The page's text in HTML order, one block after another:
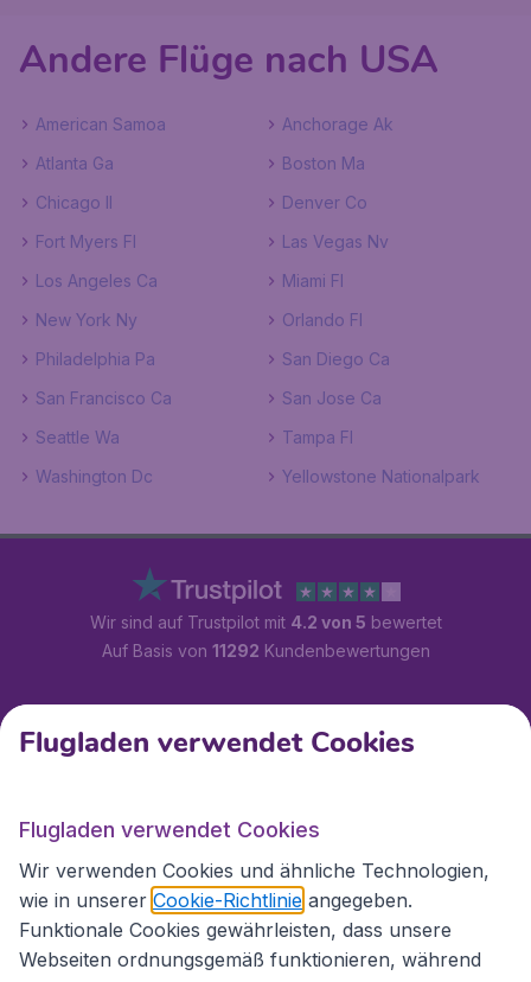
Andere Flüge nach USA
American Samoa
Anchorage Ak
Atlanta Ga
Boston Ma
Chicago Il
Denver Co
Fort Myers Fl
Las Vegas Nv
Los Angeles Ca
Miami Fl
New York Ny
Orlando Fl
Philadelphia Pa
San Diego Ca
San Francisco Ca
San Jose Ca
Seattle Wa
Tampa Fl
Washington Dc
Yellowstone Nationalpark
Wir sind auf Trustpilot mit 4.2 von 5 bewertet
Auf Basis von 11292 Kundenbewertungen
Kundenservice
Flugladen.at
Internationale Webseiten
Flugladen verwendet Cookies
Flugladen verwendet Cookies
Wir verwenden Cookies und ähnliche Technologien,
wie in unserer Cookie-Richtlinie angegeben.
Funktionale Cookies gewährleisten, dass unsere
Webseiten ordnungsgemäß funktionieren, während